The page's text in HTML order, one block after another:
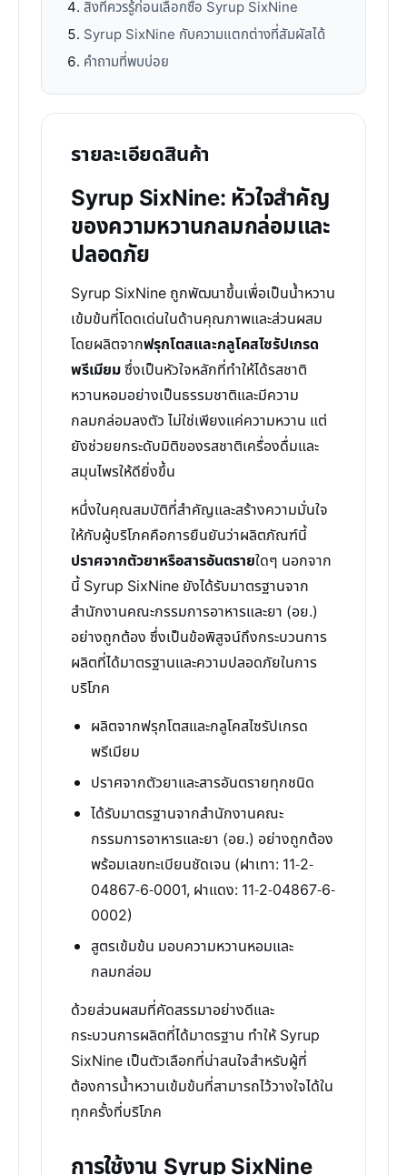
สิ่งที่ควรรู้ก่อนเลือกซื้อ Syrup SixNine
Syrup SixNine กับความแตกต่างที่สัมผัสได้
คำถามที่พบบ่อย
รายละเอียดสินค้า
Syrup SixNine: หัวใจสำคัญ
ของความหวานกลมกล่อมและ
ปลอดภัย
Syrup SixNine ถูกพัฒนาขึ้นเพื่อเป็นน้ำหวาน
เข้มข้นที่โดดเด่นในด้านคุณภาพและส่วนผสม
โดยผลิตจากฟรุกโตสและกลูโคสไซรัปเกรด
พรีเมียมซึ่งเป็นหัวใจหลักที่ทำให้ได้รสชาติ
หวานหอมอย่างเป็นธรรมชาติและมีความ
กลมกล่อมลงตัว ไม่ใช่เพียงแค่ความหวาน แต่
ยังช่วยยกระดับมิติของรสชาติเครื่องดื่มและ
สมุนไพรให้ดียิ่งขึ้น
หนึ่งในคุณสมบัติที่สำคัญและสร้างความมั่นใจ
ให้กับผู้บริโภคคือการยืนยันว่าผลิตภัณฑ์นี้
ปราศจากตัวยาหรือสารอันตรายใดๆ นอกจาก
นี้ Syrup SixNine ยังได้รับมาตรฐานจาก
สำนักงานคณะกรรมการอาหารและยา (อย.)
อย่างถูกต้อง ซึ่งเป็นข้อพิสูจน์ถึงกระบวนการ
ผลิตที่ได้มาตรฐานและความปลอดภัยในการ
บริโภค
ผลิตจากฟรุกโตสและกลูโคสไซรัปเกรด
พรีเมียม
ปราศจากตัวยาและสารอันตรายทุกชนิด
ได้รับมาตรฐานจากสำนักงานคณะ
กรรมการอาหารและยา (อย.) อย่างถูกต้อง
พร้อมเลขทะเบียนชัดเจน (ฝาเทา: 11-2-
04867-6-0001, ฝาแดง: 11-2-04867-6-
0002)
สูตรเข้มข้น มอบความหวานหอมและ
กลมกล่อม
ด้วยส่วนผสมที่คัดสรรมาอย่างดีและ
กระบวนการผลิตที่ได้มาตรฐาน ทำให้ Syrup
SixNine เป็นตัวเลือกที่น่าสนใจสำหรับผู้ที่
ต้องการน้ำหวานเข้มข้นที่สามารถไว้วางใจได้ใน
ทุกครั้งที่บริโภค
การใช้งาน Syrup SixNine